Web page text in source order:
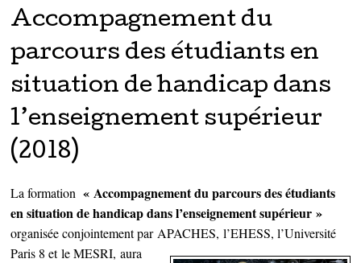
Accompagnement du
parcours des étudiants en
situation de handicap dans
l’enseignement supérieur
(2018)
La formation« Accompagnement du parcours des étudiants
en situation de handicap dans l’enseignement supérieur »
organisée conjointement parAPACHES,l’EHESS,l’Université
Paris 8 etle MESRI,aura